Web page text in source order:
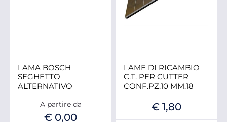
LAMA BOSCH
SEGHETTO
ALTERNATIVO
A partire da
€ 0,00
LAME DI RICAMBIO
C.T. PER CUTTER
CONF.PZ.10 MM.18
€ 1,80